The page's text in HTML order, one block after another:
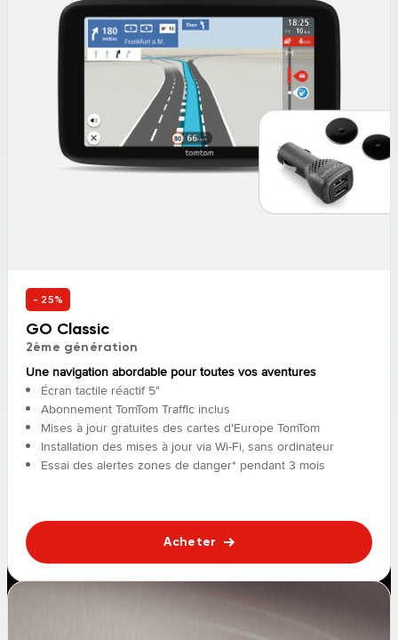
- 25%
GO Classic
2ème génération
Une navigation abordable pour toutes vos aventures
Écran tactile réactif 5"
Abonnement TomTom Traffic inclus
Mises à jour gratuites des cartes d'Europe TomTom
Installation des mises à jour via Wi-Fi, sans ordinateur
Essai des alertes zones de danger* pendant 3 mois
Acheter